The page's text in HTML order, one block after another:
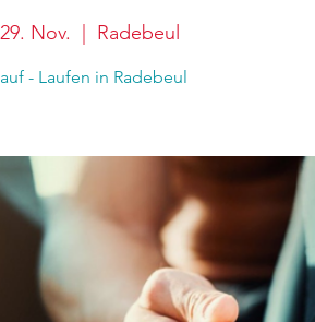
Nov. Radebeul
- Laufen in Radebeul